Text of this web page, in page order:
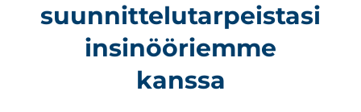
suunnittelutarpeistasi
insinööriemme
kanssa